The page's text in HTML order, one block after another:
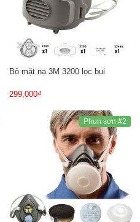
Bộ mặt nạ 3M 3200 lọc bụi
299,000₫
Phun sơn #2